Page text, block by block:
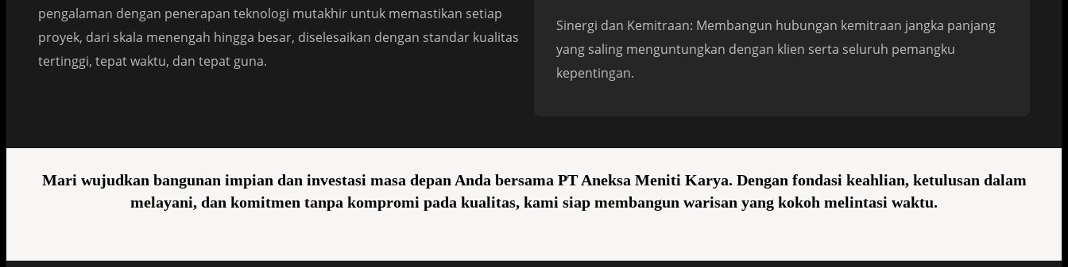
pengalaman dengan penerapan teknologi mutakhir untuk memastikan setiap
proyek, dari skala menengah hingga besar, diselesaikan dengan standar kualitas
tertinggi, tepat waktu, dan tepat guna.
Sinergi dan Kemitraan: Membangun hubungan kemitraan jangka panjang
yang saling menguntungkan dengan klien serta seluruh pemangku
kepentingan.
Mari wujudkan bangunan impian dan investasi masa depan Anda bersama PT Aneksa Meniti Karya. Dengan fondasi keahlian, ketulusan dalam
melayani, dan komitmen tanpa kompromi pada kualitas, kami siap membangun warisan yang kokoh melintasi waktu.